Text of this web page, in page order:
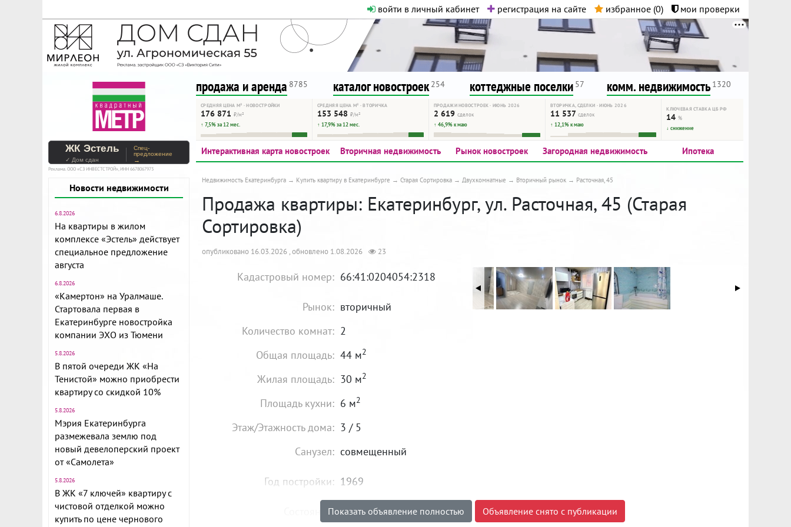
войти в личный кабинет регистрация на сайте избранное (0) мои проверки
На Метре реклама - только нормальная. Никакого шок-контента.
Помогайте независимому ресурсу, как он помогает вам. Удачи!
продажа и аренда 8785 каталог новостроек 254 коттеджные поселки 57 комм. недвижимость 1320
СРЕДНЯЯ ЦЕНА М² · НОВОСТРОЙКИ
176 871 ₽/м²
↑ 7,5% за 12 мес.
СРЕДНЯЯ ЦЕНА М² · ВТОРИЧКА
153 548 ₽/м²
↑ 17,9% за 12 мес.
ПРОДАЖИ НОВОСТРОЕК · ИЮНЬ 2026
2 619 сделок
↑ 46,9% к маю
ВТОРИЧКА, СДЕЛКИ · ИЮНЬ 2026
11 537 сделок
↑ 12,1% к маю
КЛЮЧЕВАЯ СТАВКА ЦБ РФ
14%
↓ снижение
ЖК Эстель
✓ Дом сдан
Спец-
предложение
→
Реклама. ООО «СЗ ИНВЕСТСТРОЙ», ИНН 6678067973
Новости недвижимости
6.8.2026
На квартиры в жилом
комплексе «Эстель» действует
специальное предложение
августа
6.8.2026
«Камертон» на Уралмаше.
Стартовала первая в
Екатеринбурге новостройка
компании ЭХО из Тюмени
5.8.2026
В пятой очереди ЖК «На
Тенистой» можно приобрести
квартиру со скидкой 10%
5.8.2026
Мэрия Екатеринбурга
размежевала землю под
новый девелоперский проект
от «Самолета»
5.8.2026
В ЖК «7 ключей» квартиру с
чистовой отделкой можно
купить по цене чернового
Интерактивная карта новостроек Вторичная недвижимость Рынок новостроек Загородная недвижимость Ипотека
Недвижимость Екатеринбурга Купить квартиру в Екатеринбурге Старая Сортировка Двухкомнатные Вторичный рынок Расточная, 45
Продажа квартиры: Екатеринбург, ул. Расточная, 45 (Старая
Сортировка)
опубликовано 16.03.2026 , обновлено 1.08.2026 23
Кадастровый номер: 66:41:0204054:2318
Рынок: вторичный
Количество комнат: 2
Общая площадь: 44 м2
Жилая площадь: 30 м2
Площадь кухни: 6 м2
Этаж/Этажность дома: 3 / 5
Санузел: совмещенный
Год постройки: 1969
Состояние: хорошее
Показать объявление полностью Объявление снято с публикации